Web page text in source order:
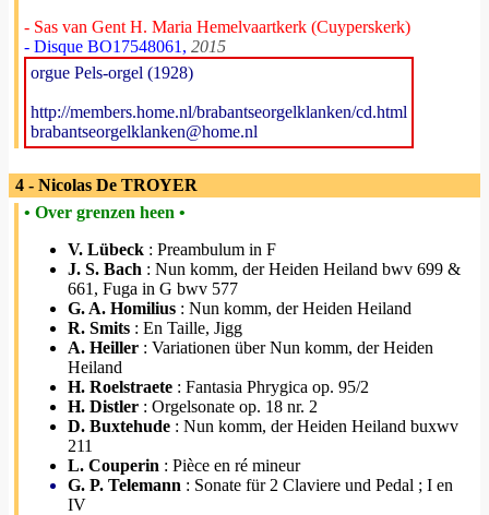
- Sas van Gent H. Maria Hemelvaartkerk (Cuyperskerk)
- Disque BO17548061, 2015
orgue Pels-orgel (1928)
http://members.home.nl/brabantseorgelklanken/cd.html
brabantseorgelklanken@home.nl
4 - Nicolas De TROYER
• Over grenzen heen •
V. Lübeck : Preambulum in F
J. S. Bach : Nun komm, der Heiden Heiland bwv 699 &
661, Fuga in G bwv 577
G. A. Homilius : Nun komm, der Heiden Heiland
R. Smits : En Taille, Jigg
A. Heiller : Variationen über Nun komm, der Heiden
Heiland
H. Roelstraete : Fantasia Phrygica op. 95/2
H. Distler : Orgelsonate op. 18 nr. 2
D. Buxtehude : Nun komm, der Heiden Heiland buxwv
211
L. Couperin : Pièce en ré mineur
G. P. Telemann : Sonate für 2 Claviere und Pedal ; I en
IV